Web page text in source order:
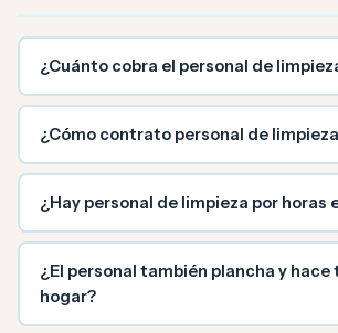
¿Cuánto cobra el personal de
¿Cómo contrato personal de
¿Hay personal de limpieza por horas
¿El personal también plancha y hace
hogar?